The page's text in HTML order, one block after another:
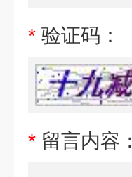
* 验证码：
* 留言内容：